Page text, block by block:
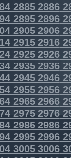
28852886
28952896
29052906
29152916
29252926
29352936
29452946
29552956
29652966
29752976
29852986
29952996
30053006